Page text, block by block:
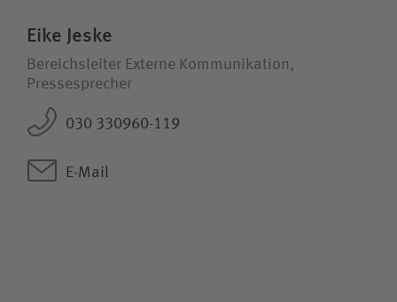
Eike Jeske
Bereichsleiter Externe Kommunikation,
Pressesprecher
030 330960-119
E-Mail